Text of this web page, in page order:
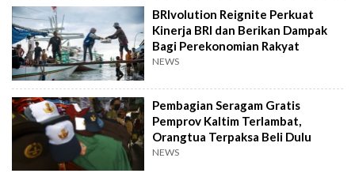
BRIvolution Reignite Perkuat
Kinerja BRI dan Berikan Dampak
Bagi Perekonomian Rakyat
NEWS
Pembagian Seragam Gratis
Pemprov Kaltim Terlambat,
Orangtua Terpaksa Beli Dulu
NEWS